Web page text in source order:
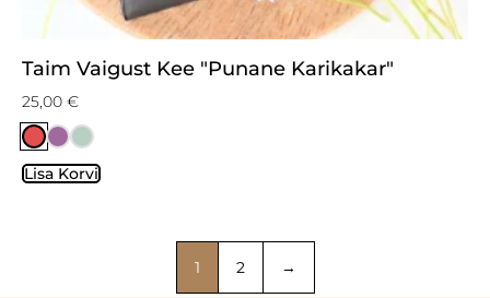
Taim Vaigust Kee "Punane Karikakar"
25,00 €
Lisa Korvi
1 2 →